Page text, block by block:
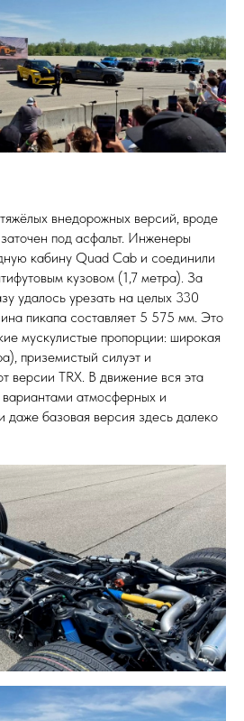
внедорожных версий, вроде
под асфальт. Инженеры
кабину Quad Cab и соединили
кузовом (1,7 метра). За
удалось урезать на целых 330
пикапа составляет 5 575 мм. Это
мускулистые пропорции: широкая
приземистый силуэт и
версии TRX. В движение вся эта
атмосферных и
даже базовая версия здесь далеко